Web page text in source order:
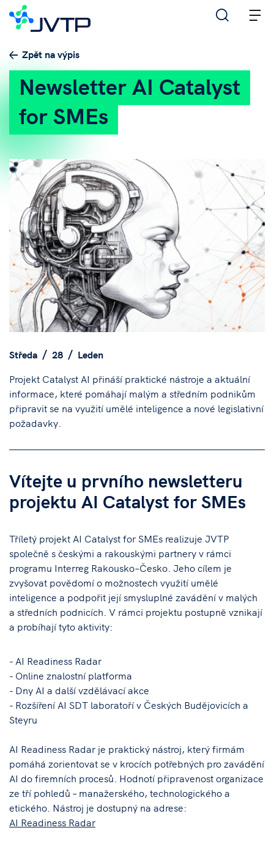
Zpět na výpis
Newsletter AI Catalyst
for SMEs
Středa 28
Leden
Projekt Catalyst AI přináší praktické nástroje a aktuální
informace, které pomáhají malým a středním podnikům
připravit se na využití umělé inteligence a nové legislativní
požadavky.
Vítejte u prvního newsletteru
projektu AI Catalyst for SMEs
Tříletý projekt AI Catalyst for SMEs realizuje JVTP
společně s českými a rakouskými partnery v rámci
programu Interreg Rakousko–Česko. Jeho cílem je
zvyšovat povědomí o možnostech využití umělé
inteligence a podpořit její smysluplné zavádění v malých
a středních podnicích. V rámci projektu postupně vznikají
a probíhají tyto aktivity:
- AI Readiness Radar
- Online znalostní platforma
- Dny AI a další vzdělávací akce
- Rozšíření AI SDT laboratoří v Českých Budějovicích a
Steyru
AI Readiness Radar je praktický nástroj, který firmám
pomáhá zorientovat se v krocích potřebných pro zavádění
AI do firemních procesů. Hodnotí připravenost organizace
ze tří pohledů – manažerského, technologického a
etického. Nástroj je dostupný na adrese:
AI Readiness Radar